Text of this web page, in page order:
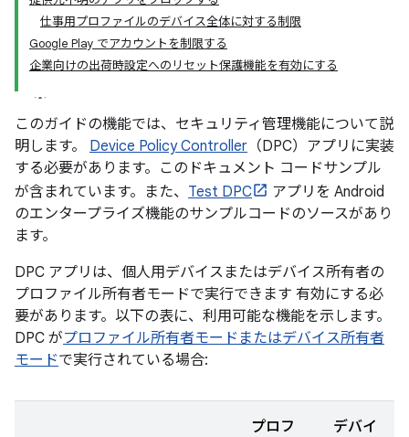
仕事用プロファイルのデバイス全体に対する制限
Google Play でアカウントを制限する
企業向けの出荷時設定へのリセット保護機能を有効にする
このガイドの機能では、セキュリティ管理機能について説
明します。 Device Policy Controller （DPC）アプリに実装
する必要があります。このドキュメント コードサンプル
が含まれています。また、 Test DPC
アプリを Android
のエンタープライズ機能のサンプルコードのソースがあり
ます。
DPC アプリは、個人用デバイスまたはデバイス所有者の
プロファイル所有者モードで実行できます 有効にする必
要があります。以下の表に、利用可能な機能を示します。
DPC がプロファイル所有者モードまたはデバイス所有者
モードで実行されている場合:
プロフ
デバイ